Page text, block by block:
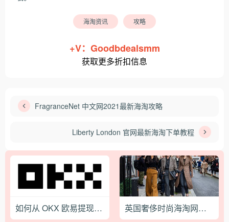
海淘资讯 攻略
+V：Goodbdealsmm
获取更多折扣信息
FragranceNet 中文网2021最新海淘攻略
Liberty London 官网最新海淘下单教程
如何从 OKX 欧易提现？OKX.COM如何提取加密/法定货币 英国奢侈时尚海淘网站——13位英国顶级时装设计师